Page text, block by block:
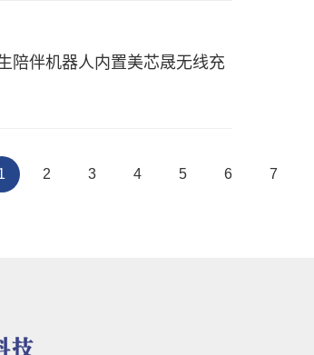
陪伴机器人内置美芯晟无线充
2 3 4 5 6 7